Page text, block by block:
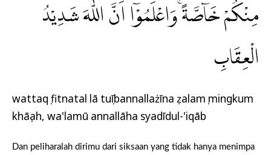
مِنْكُمْ خَاۤصَّةً ۚوَاعْلَمُوْٓا اَنَّ اللّٰهَ شَدِيْدُ
الْعِقَابِ
wattaqụ fitnatal lā tuṣībannallażīna ẓalamụ mingkum
khāṣṣah, wa'lamū annallāha syadīdul-'iqāb
Dan peliharalah dirimu dari siksaan yang tidak hanya menimpa